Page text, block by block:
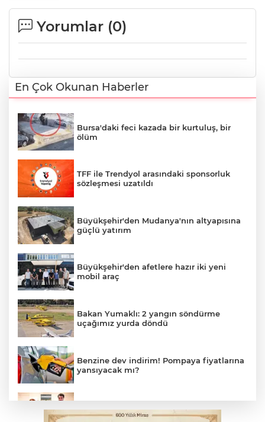
Yorumlar (0)
En Çok Okunan Haberler
Bursa'daki feci kazada bir kurtuluş, bir
ölüm
TFF ile Trendyol arasındaki sponsorluk
sözleşmesi uzatıldı
Büyükşehir'den Mudanya'nın altyapısına
güçlü yatırım
Büyükşehir'den afetlere hazır iki yeni
mobil araç
Bakan Yumaklı: 2 yangın söndürme
uçağımız yurda döndü
Benzine dev indirim! Pompaya fiyatlarına
yansıyacak mı?
bir araya geldi